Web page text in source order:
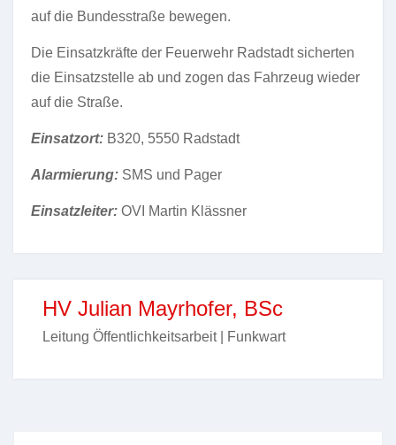
auf die Bundesstraße bewegen.
Die Einsatzkräfte der Feuerwehr Radstadt sicherten
die Einsatzstelle ab und zogen das Fahrzeug wieder
auf die Straße.
Einsatzort: B320, 5550 Radstadt
Alarmierung: SMS und Pager
Einsatzleiter: OVI Martin Klässner
HV Julian Mayrhofer, BSc
Leitung Öffentlichkeitsarbeit | Funkwart